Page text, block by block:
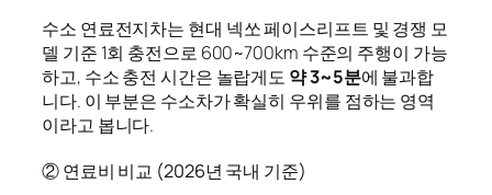
수소 연료전지차는 현대 넥쏘 페이스리프트 및 경쟁 모
델 기준 1회 충전으로 600~700km 수준의 주행이 가능
하고, 수소 충전 시간은 놀랍게도 약 3~5분에 불과합
니다. 이 부분은 수소차가 확실히 우위를 점하는 영역
이라고 봅니다.
② 연료비 비교 (2026년 국내 기준)